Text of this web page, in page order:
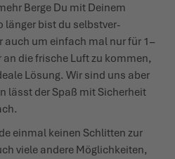
Berge Du mit Deinem
länger bist du selbst­ver­
auch um einfach mal nur für 1–
die frische Luft zu kommen,
Lösung. Wir sind uns aber
lässt der Spaß mit Sicherheit
einmal keinen Schlitten zur
viele andere Möglich­keiten,